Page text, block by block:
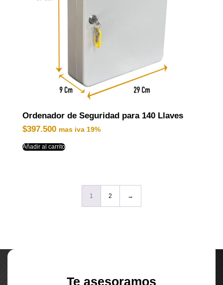
Ordenador de Seguridad para 140 Llaves
$397.500 mas iva 19%
Añadir al carrito
1 2 →
Te asesoramos